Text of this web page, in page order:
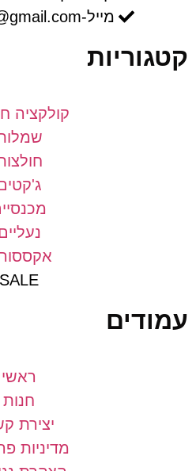
מייל-annafashiong@gmail.com
קולקציה חדשה
שמלות
חולצות
ג'קטים
מכנסיים
נעליים
אקססורייז
יצירת קשר
מדיניות פרטיות